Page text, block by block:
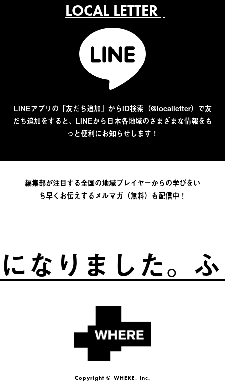
LOCAL LETTER
LINEアプリの「友だち追加」からID検索（@localletter）で友
だち追加をすると、LINEから日本各地域のさまざまな情報をも
っと便利にお知らせします！
編集部が注目する全国の地域プレイヤーからの学びをい
ち早くお伝えするメルマガ（無料）も配信中！
ました。ふる
Copyright © WHERE, Inc.